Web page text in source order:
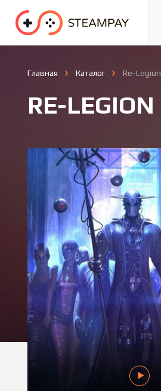
Спорт Гонки
Главная Каталог Re-Legion
RE-LEGION